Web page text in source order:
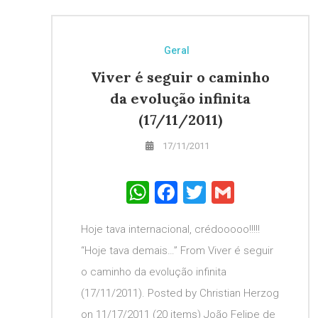
Geral
Viver é seguir o caminho
da evolução infinita
(17/11/2011)
17/11/2011
WhatsApp
Facebook
Twitter
Gmail
Hoje tava internacional, crédooooo!!!!!
“Hoje tava demais…” From Viver é seguir
o caminho da evolução infinita
(17/11/2011). Posted by Christian Herzog
on 11/17/2011 (20 items) João Felipe de